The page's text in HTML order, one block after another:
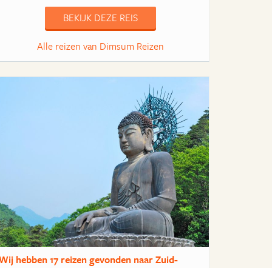
BEKIJK DEZE REIS
Alle reizen van Dimsum Reizen
hebben17 reizengevonden naar Zuid-